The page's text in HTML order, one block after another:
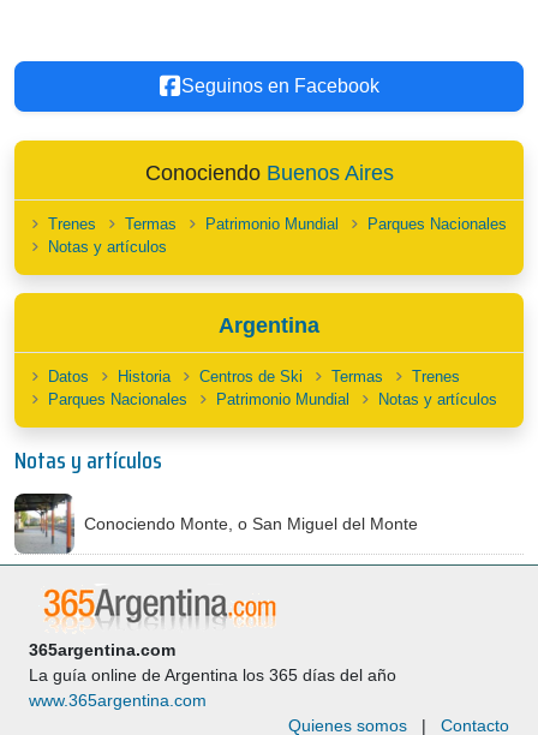
Seguinos en Facebook
Conociendo Buenos Aires
Trenes Termas Patrimonio Mundial
Parques Nacionales
Notas y artículos
Argentina
Datos Historia Centros de Ski Termas
Trenes
Parques Nacionales
Patrimonio Mundial Notas y artículos
Notas y artículos
Conociendo Monte, o San Miguel del Monte
365argentina.com
La guía online de Argentina los 365 días del año
www.365argentina.com
Quienes somos | Contacto